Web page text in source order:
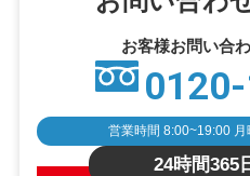
お客様お問い合
営業時間 8:00~19:00
24時間365